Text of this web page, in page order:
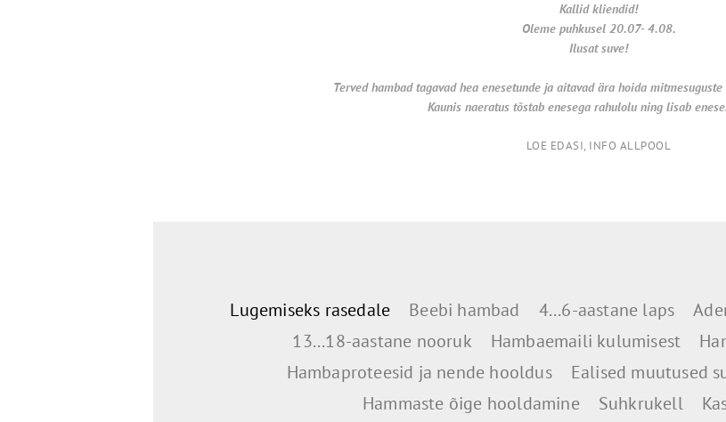
Kallid kliendid!
Oleme puhkusel 20.07- 4.08.
Ilusat suve!
Terved hambad tagavad hea enesetunde ja aitavad ära hoida
Kaunis naeratus tõstab enesega rahulolu ning lisab
LOE EDASI, INFO ALLPOOL
Lugemiseks rasedale Beebi hambad 4...6-aastane laps
13...18-aastane nooruk
Hambaemaili kulumisest
Hambaproteesid ja nende hooldus
Ealised muutused
Hammaste õige hooldamine
Suhkrukell